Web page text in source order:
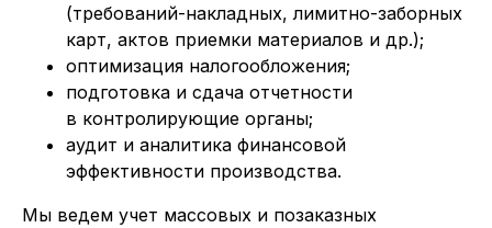
(требований-накладных, лимитно-заборных
карт, актов приемки материалов и др.);
оптимизация налогообложения;
подготовка и сдача отчетности
в контролирующие органы;
аудит и аналитика финансовой
эффективности производства.
Мы ведем учет массовых и позаказных